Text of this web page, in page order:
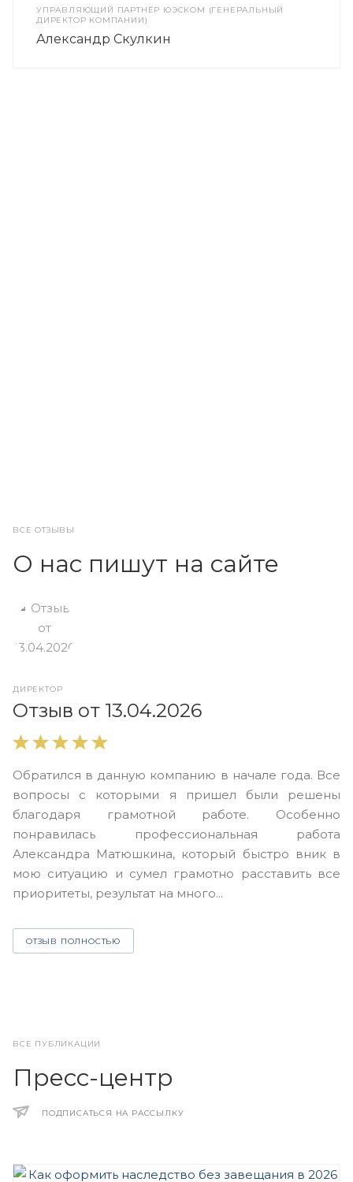
УПРАВЛЯЮЩИЙ ПАРТНЁР ЮЭСКОМ (ГЕНЕРАЛЬНЫЙ
ДИРЕКТОР КОМПАНИИ)
Александр Скулкин
ВСЕ ОТЗЫВЫ
О нас пишут на сайте
ДИРЕКТОР
Отзыв от 13.04.2026
Обратился в данную компанию в начале года. Все
вопросы с которыми я пришел были решены
благодаря грамотной работе. Особенно
понравилась профессиональная работа
Александра Матюшкина, который быстро вник в
мою ситуацию и сумел грамотно расставить все
приоритеты, результат на много...
ОТЗЫВ ПОЛНОСТЬЮ
ВСЕ ПУБЛИКАЦИИ
Пресс-центр
ПОДПИСАТЬСЯ НА РАССЫЛКУ